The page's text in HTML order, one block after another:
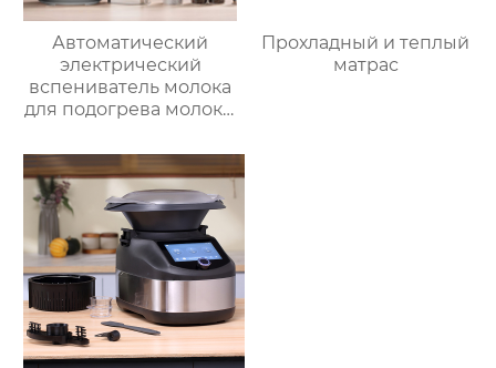
Автоматический
электрический
вспениватель молока
для подогрева молока,
корпус из матовой
нержавеющей стали,
домашний
пароварочный
аппарат для молока
Прохладный и теплый
матрас